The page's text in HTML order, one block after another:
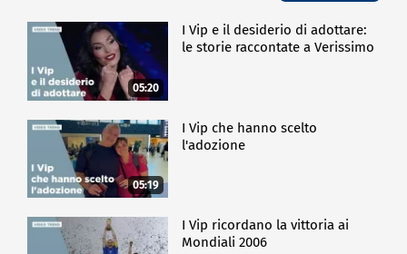
05:20
I Vip e il desiderio di adottare:
le storie raccontate a Verissimo
05:19
I Vip che hanno scelto
l'adozione
I Vip ricordano la vittoria ai
Mondiali 2006